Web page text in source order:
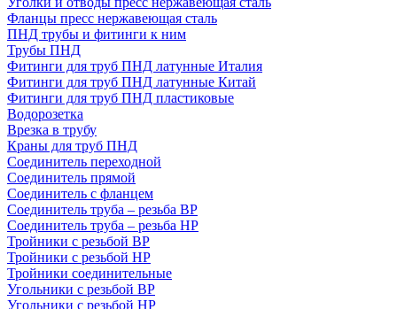
Фланцы пресс нержавеющая сталь
ПНД трубы и фитинги к ним
Трубы ПНД
Фитинги для труб ПНД латунные Италия
Фитинги для труб ПНД латунные Китай
Фитинги для труб ПНД пластиковые
Водорозетка
Врезка в трубу
Краны для труб ПНД
Соединитель переходной
Соединитель прямой
Соединитель с фланцем
Соединитель труба – резьба ВР
Соединитель труба – резьба НР
Тройники с резьбой ВР
Тройники с резьбой НР
Тройники соединительные
Угольники с резьбой ВР
Угольники с резьбой НР